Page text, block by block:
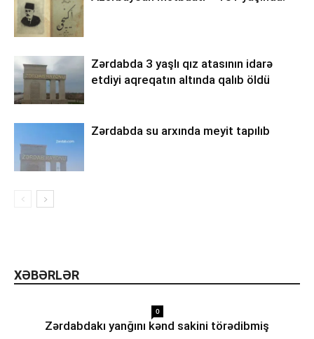
Zərdabda 3 yaşlı qız atasının idarə
etdiyi aqreqatın altında qalıb öldü
Zərdabda su arxında meyit tapılıb
XƏBƏRLƏR
0
Zərdabdakı yanğını kənd sakini törədibmiş